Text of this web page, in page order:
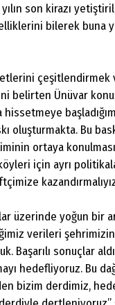
son kirazı
bilerek buna
çeşitlendirmek
belirten Ünüvar
hissetmeye
oluşturmakta. Bu
ortaya
için ayrı
üzerinde yoğun bir
verileri şehrimizin
Başarılı sonuçlar
hedefliyoruz. Bu
bizim derdimiz,